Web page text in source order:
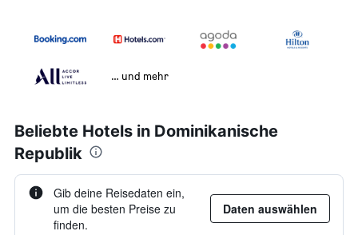
… und mehr
Beliebte Hotels in Dominikanische
Republik
Gib deine Reisedaten ein,
um die besten Preise zu
finden.
Daten auswählen